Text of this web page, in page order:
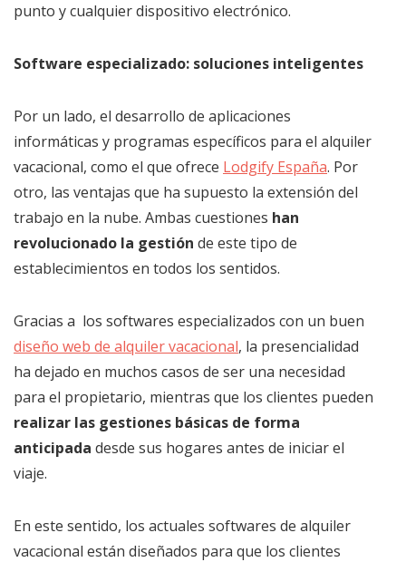
punto y cualquier dispositivo electrónico.
Software especializado: soluciones inteligentes
Por un lado, el desarrollo de aplicaciones
informáticas y programas específicos para el alquiler
vacacional, como el que ofrece Lodgify España. Por
otro, las ventajas que ha supuesto la extensión del
trabajo en la nube. Ambas cuestiones han
revolucionado la gestión de este tipo de
establecimientos en todos los sentidos.
Gracias a los softwares especializados con un buen
diseño web de alquiler vacacional, la presencialidad
ha dejado en muchos casos de ser una necesidad
para el propietario, mientras que los clientes pueden
realizar las gestiones básicas de forma
anticipada desde sus hogares antes de iniciar el
viaje.
En este sentido, los actuales softwares de alquiler
vacacional están diseñados para que los clientes